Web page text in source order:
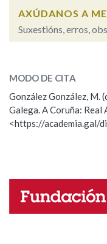
AXÚDANOS A
Suxestións, erros,
ESCOLLE UNHA
Observación
Propoño
Nome
MODO DE CITA
González González, M.
Galega. A Coruña: Real
<https://academia.gal/